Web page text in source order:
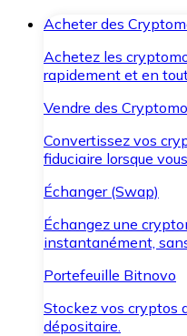
Acheter des
Achetez les
rapidement et en
Vendre des
Convertissez vos
fiduciaire lorsque
Échanger (Swap)
Échangez une
instantanément,
Portefeuille Bitnovo
Stockez vos cryptos
dépositaire.